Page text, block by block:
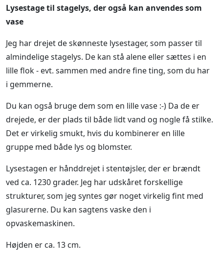
Lysestage til stagelys, der også kan anvendes som
vase
Jeg har drejet de skønneste lysestager, som passer til
almindelige stagelys. De kan stå alene eller sættes i en
lille flok - evt. sammen med andre fine ting, som du har
i gemmerne.
Du kan også bruge dem som en lille vase :-) Da de er
drejede, er der plads til både lidt vand og nogle få stilke.
Det er virkelig smukt, hvis du kombinerer en lille
gruppe med både lys og blomster.
Lysestagen er hånddrejet i stentøjsler, der er brændt
ved ca. 1230 grader. Jeg har udskåret forskellige
strukturer, som jeg syntes gør noget virkelig fint med
glasurerne. Du kan sagtens vaske den i
opvaskemaskinen.
Højden er ca. 13 cm.